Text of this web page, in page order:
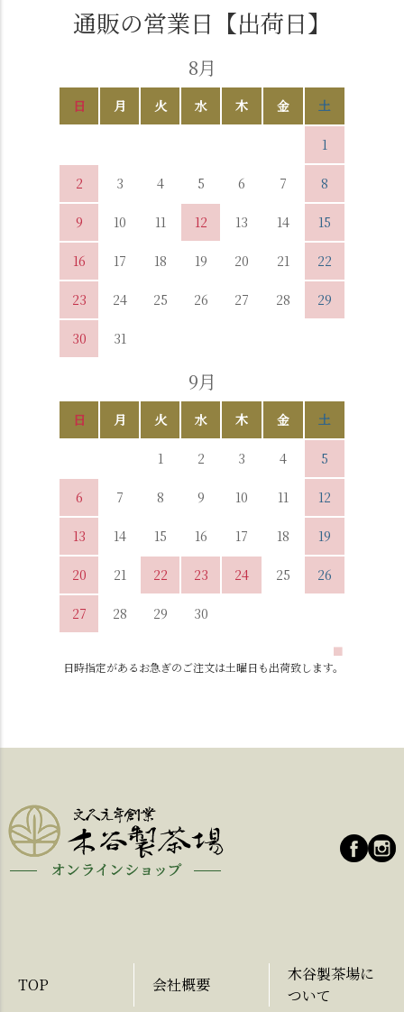
通販の営業日【出荷日】
8月
日 月 火 水 木 金 土
1
2 3 4 5 6 7 8
9 10 11 12 13 14 15
16 17 18 19 20 21 22
23 24 25 26 27 28 29
30 31
9月
日 月 火 水 木 金 土
1 2 3 4 5
6 7 8 9 10 11 12
13 14 15 16 17 18 19
20 21 22 23 24 25 26
27 28 29 30
■
日時指定があるお急ぎのご注文は土曜日も出荷致します。
TOP 会社概要
木谷製茶場に
ついて